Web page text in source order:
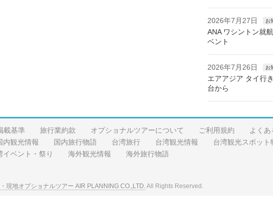
2026年7月27日 お
ANA ワシントン就
ベント
2026年7月26日 お
エアアジア タイ行
台から
載基準 旅行業約款 オプショナルツアーについて ご利用規約
よくあ
内観光情報 国内旅行物語 台湾旅行 台湾観光情報
台湾観光スポット
イベント・祭り 海外観光情報 海外旅行物語
現地オプショナルツアー AIR PLANNING CO.,LTD.All Rights Reserved.